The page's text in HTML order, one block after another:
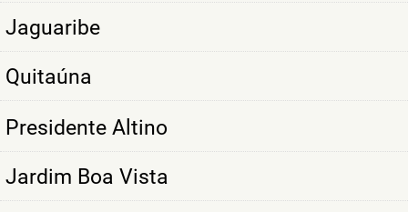
Jaguaribe
Quitaúna
Presidente Altino
Jardim Boa Vista